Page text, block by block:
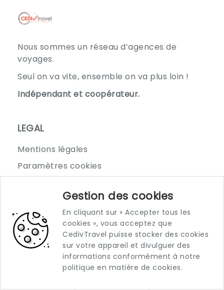
Gestion des cookies
En cliquant sur « Accepter tous les
cookies », vous acceptez que
CedivTravel puisse stocker des cookies
sur votre appareil et divulguer des
informations conformément à notre
politique en matière de cookies.
Nous sommes un réseau d’agences de
voyages.
Seul on va vite, ensemble on va plus loin !
Indépendant et coopérateur.
LEGAL
Mentions légales
Paramètres cookies
Où nous trouver
22 Rue Amiral Courbet
34500 Béziers